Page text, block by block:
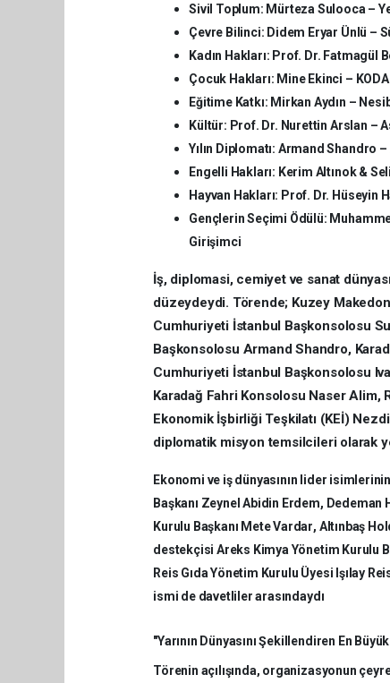
Sivil Toplum: Mürteza Sulooca –
Çevre Bilinci: Didem Eryar Ünlü –
Kadın Hakları: Prof. Dr. Fatmagül
Çocuk Hakları: Mine Ekinci –
Eğitime Katkı: Mirkan Aydın –
Kültür: Prof. Dr. Nurettin Arslan –
Yılın Diplomatı: Armand Shandro
Engelli Hakları: Kerim Altınok &
Hayvan Hakları: Prof. Dr. Hüseyin
Gençlerin Seçimi Ödülü:
Girişimci
İş, diplomasi, cemiyet ve sanat
düzeydeydi. Törende; Kuzey
Cumhuriyeti İstanbul Başkonsolosu
Başkonsolosu Armand Shandro,
Cumhuriyeti İstanbul Başkonsolosu
Karadağ Fahri Konsolosu Naser Alim,
Ekonomik İşbirliği Teşkilatı (KEİ)
diplomatik misyon temsilcileri olarak
Ekonomi ve iş dünyasının lider
Başkanı Zeynel Abidin Erdem, Dedeman
Kurulu Başkanı Mete Vardar, Altınbaş
destekçisi Areks Kimya Yönetim Kurulu
Reis Gıda Yönetim Kurulu Üyesi Işılay
ismi de davetliler arasındaydı
"Yarının Dünyasını Şekillendiren En
Törenin açılışında, organizasyonun